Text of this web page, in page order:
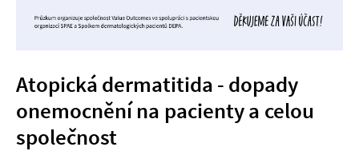
Atopická dermatitida - dopady
onemocnění na pacienty a celou
společnost